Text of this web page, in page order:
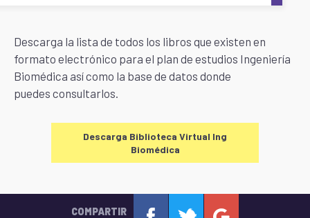
Descarga la lista de todos los libros que existen en
formato electrónico para el plan de estudios Ingeniería
Biomédica así como la base de datos donde
puedes consultarlos.
Descarga Biblioteca Virtual Ing
Biomédica
COMPARTIR